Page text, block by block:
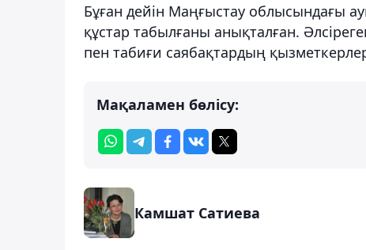
Бұған дейін Маңғыстау облысындағы
құстар табылғаны анықталған.
пен табиғи саябақтардың
Мақаламен бөлісу:
Камшат Сатиева